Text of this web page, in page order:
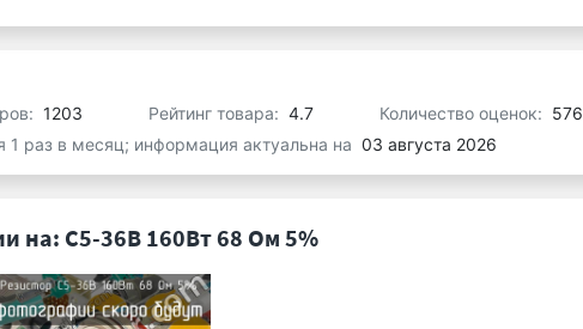
1203 Рейтинг товара: 4.7 Количество оценок: 576
1 раз в месяц; информация актуальна на 03 августа 2026
на: С5-36В 160Вт 68 Ом 5%